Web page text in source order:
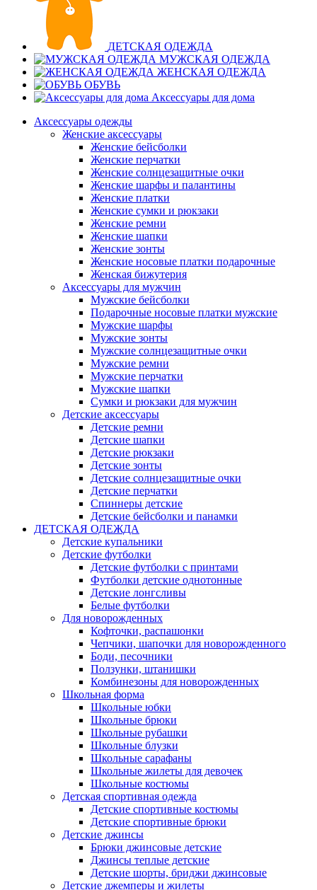
ДЕТСКАЯ ОДЕЖДА
МУЖСКАЯ ОДЕЖДА
ЖЕНСКАЯ ОДЕЖДА
ОБУВЬ
Аксессуары для дома
Аксессуары одежды
Женские аксессуары
Женские бейсболки
Женские перчатки
Женские солнцезащитные очки
Женские шарфы и палантины
Женские платки
Женские сумки и рюкзаки
Женские ремни
Женские шапки
Женские зонты
Женские носовые платки подарочные
Женская бижутерия
Аксессуары для мужчин
Мужские бейсболки
Подарочные носовые платки мужские
Мужские шарфы
Мужские зонты
Мужские солнцезащитные очки
Мужские ремни
Мужские перчатки
Мужские шапки
Сумки и рюкзаки для мужчин
Детские аксессуары
Детские ремни
Детские шапки
Детские рюкзаки
Детские зонты
Детские солнцезащитные очки
Детские перчатки
Спиннеры детские
Детские бейсболки и панамки
ДЕТСКАЯ ОДЕЖДА
Детские купальники
Детские футболки
Детские футболки с принтами
Футболки детские однотонные
Детские лонгсливы
Белые футболки
Для новорожденных
Кофточки, распашонки
Чепчики, шапочки для новорожденного
Боди, песочники
Ползунки, штанишки
Комбинезоны для новорожденных
Школьная форма
Школьные юбки
Школьные брюки
Школьные рубашки
Школьные блузки
Школьные сарафаны
Школьные жилеты для девочек
Школьные костюмы
Детская спортивная одежда
Детские спортивные костюмы
Детские спортивные брюки
Детские джинсы
Брюки джинсовые детские
Джинсы теплые детские
Детские шорты, бриджи джинсовые
Детские джемперы и жилеты